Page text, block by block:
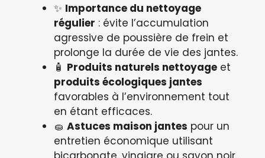
✨ Importance du nettoyage
régulier : évite l’accumulation
agressive de poussière de frein et
prolonge la durée de vie des jantes.
🧴 Produits naturels nettoyage et
produits écologiques jantes
favorables à l’environnement tout
en étant efficaces.
🧽 Astuces maison jantes pour un
entretien économique utilisant